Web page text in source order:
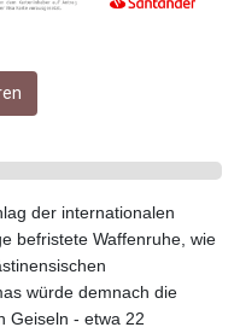
85.282572
241.048608
9.04099
der internationalen
befristete Waffenruhe, wie
würde demnach die
Geiseln - etwa 22